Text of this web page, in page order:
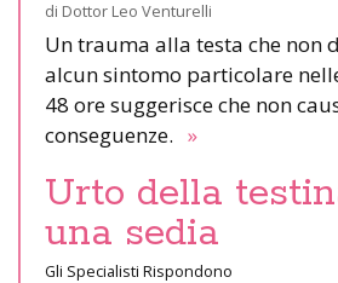
di Dottor Leo Venturelli
Un trauma alla testa che non
alcun sintomo particolare
48 ore suggerisce che non
conseguenze. »
Urto della
una sedia
Gli Specialisti Rispondono